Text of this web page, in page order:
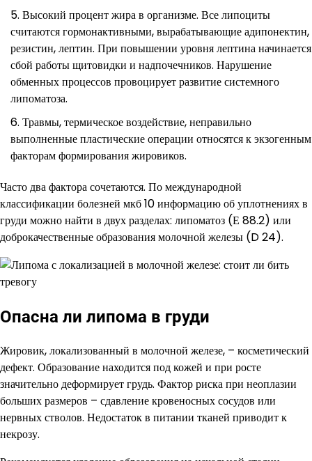
Высокий процент жира в организме. Все липоциты
считаются гормонактивными, вырабатывающие адипонектин,
резистин, лептин. При повышении уровня лептина начинается
сбой работы щитовидки и надпочечников. Нарушение
обменных процессов провоцирует развитие системного
липоматоза.
Травмы, термическое воздействие, неправильно
выполненные пластические операции относятся к экзогенным
факторам формирования жировиков.
Часто два фактора сочетаются. По международной
классификации болезней мкб 10 информацию об уплотнениях в
груди можно найти в двух разделах: липоматоз (Е 88.2) или
доброкачественные образования молочной железы (D 24).
Опасна ли липома в груди
Жировик, локализованный в молочной железе, – косметический
дефект. Образование находится под кожей и при росте
значительно деформирует грудь. Фактор риска при неоплазии
больших размеров – сдавление кровеносных сосудов или
нервных стволов. Недостаток в питании тканей приводит к
некрозу.